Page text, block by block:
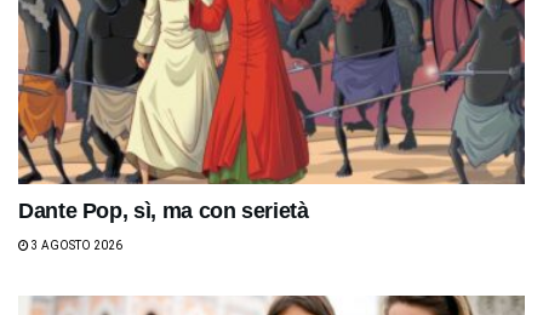
Dante Pop, sì, ma con serietà
3 AGOSTO 2026